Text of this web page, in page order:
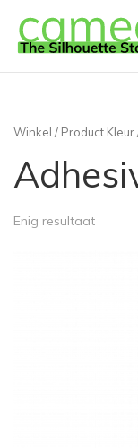
Winkel / Product
Enig resultaat